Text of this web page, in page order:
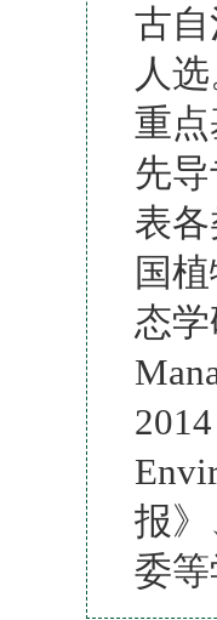
古
人
重
先
表
国
态
报
委